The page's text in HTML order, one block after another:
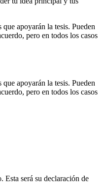
apoyarán la tesis. Pueden
pero en todos los casos
apoyarán la tesis. Pueden
pero en todos los casos
Esta será su declaración de